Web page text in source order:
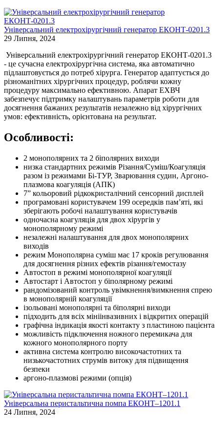
Універсальний електрохірургічний генератор ЕКОНТ-0201.3
29 Липня, 2024
Універсальний електрохірургічний генератор ЕКОНТ-0201.3
- це сучасна електрохірургічна система, яка автоматично
підлаштовується до потреб хірурга. Генератор адаптується до
різноманітних хірургічних процедур, роблячи кожну
процедуру максимально ефективною. Апарат ЕХВЧ
забезпечує підтримку налаштувань параметрів роботи для
досягнення бажаних результатів незалежно від хірургічних
умов: ефективність, орієнтована на результат.
Особливості:
2 монополярних та 2 біполярних виходи
низка стандартних режимів Різання/Суміш/Коагуляція
разом із режимами Бі-ТУР, Зварювання судин, Аргоно-
плазмова коагуляція (АПК)
7” кольоровий рідкокристалічний сенсорний дисплей
програмовані користувачем 199 осередків пам’яті, які
зберігають робочі налаштування користувачів
одночасна коагуляція для двох хірургів у
монополярному режимі
незалежні налаштування для двох монополярних
виходів
режим Монополярна суміш має 17 кроків регулювання
для досягнення різних ефектів різання/гемостазу
Автостоп в режимі монополярної коагуляції
Автостарт і Автостоп у біполярному режимі
рандомізований контроль увімкнення/вимкнення спрею
в монополярній коагуляції
ізольовані монополярні та біполярні виходи
підходить для всіх мініінвазивних і відкритих операцій
графічна індикація якості контакту з пластиною пацієнта
можливість підключення ножного перемикача для
кожного монополярного порту
активна система контролю високочастотних та
низькочастотних струмів витоку для підвищення
безпеки
аргоно-плазмові режими (опція)
Універсальна перистальтична помпа ЕКОНТ–1201.1
24 Липня, 2024